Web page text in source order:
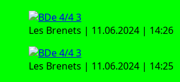
Les Bre­nets | 11.06.2024 | 14:26
Les Bre­nets | 11.06.2024 | 14:25